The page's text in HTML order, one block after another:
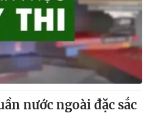
nước ngoài đặc sắc